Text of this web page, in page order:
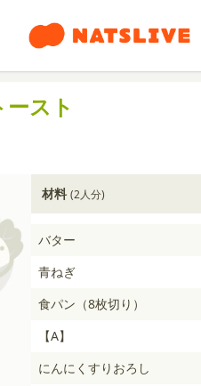
スト
材料 (2人分)
バター
青ねぎ
食パン（8枚切り）
【A】
にんにくすりおろし